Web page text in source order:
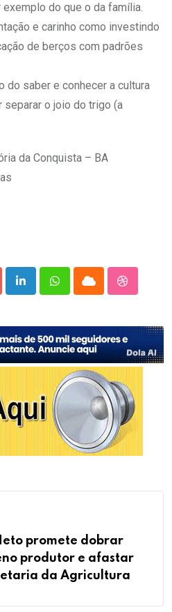
do que o da família.
e carinho como investindo
de berços com padrões
do saber e conhecer a cultura
separar o joio do trigo (a
da Conquista – BA
LinkedInWhatsappCloud
promete dobrar
produtor e afastar
da Agricultura